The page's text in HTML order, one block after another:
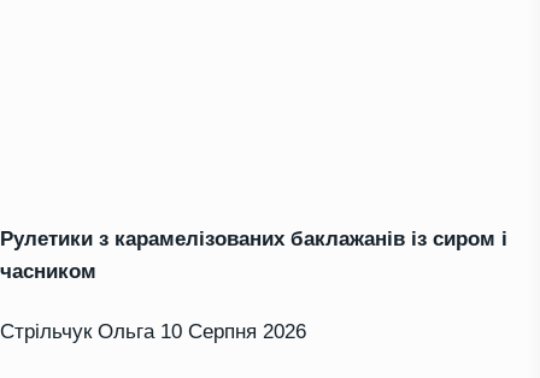
Рулетики з карамелізованих баклажанів із сиром і
часником
Стрільчук Ольга 10 Серпня 2026